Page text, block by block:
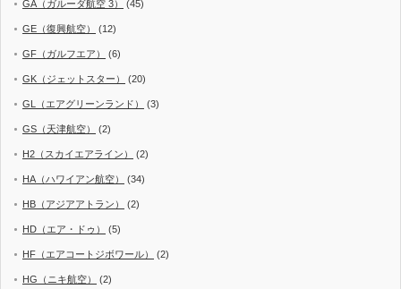
GA（ガルーダ航空 3） (45)
GE（復興航空） (12)
GF（ガルフエア） (6)
GK（ジェットスター） (20)
GL（エアグリーンランド） (3)
GS（天津航空） (2)
H2（スカイエアライン） (2)
HA（ハワイアン航空） (34)
HB（アジアアトラン） (2)
HD（エア・ドゥ） (5)
HF（エアコートジボワール） (2)
HG（ニキ航空） (2)